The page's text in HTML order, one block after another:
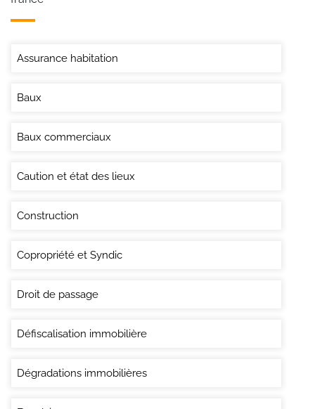
Assurance habitation
Baux
Baux commerciaux
Caution et état des lieux
Construction
Copropriété et Syndic
Droit de passage
Défiscalisation immobilière
Dégradations immobilières